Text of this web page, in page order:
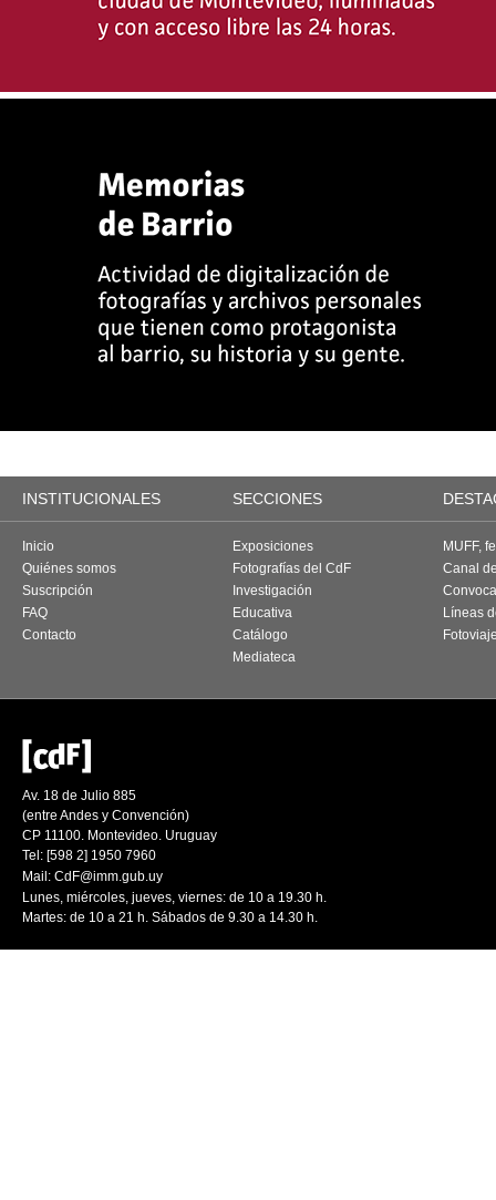
INSTITUCIONALES SECCIONES
Inicio
Quiénes somos
Suscripción
FAQ
Contacto
Exposiciones
Fotografías del CdF
Investigación
Educativa
Catálogo
Mediateca
MUFF,
Canal
Líneas
Av. 18 de Julio 885
(entre Andes y Convención)
CP 11100. Montevideo. Uruguay
Tel: [598 2] 1950 7960
Mail: CdF@imm.gub.uy
Lunes, miércoles, jueves, viernes: de 10 a 19.30 h.
Martes: de 10 a 21 h. Sábados de 9.30 a 14.30 h.